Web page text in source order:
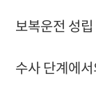
보복운전 성
수사 단계에